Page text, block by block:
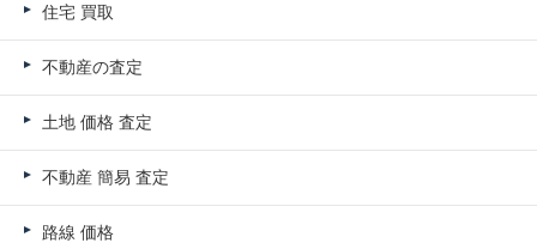
住宅 買取
不動産の査定
土地 価格 査定
不動産 簡易 査定
路線 価格